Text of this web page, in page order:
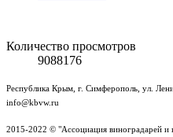
Количество просмотров
9088176
Республика Крым, г. Симферополь, ул.
info@kbvw.ru
2015-2022 © "Ассоциация виноградарей